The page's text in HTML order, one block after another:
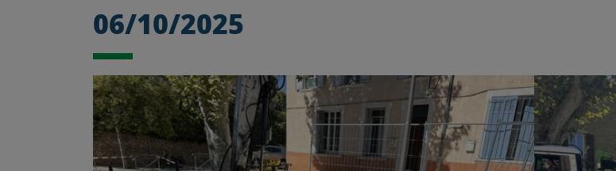
06/10/2025